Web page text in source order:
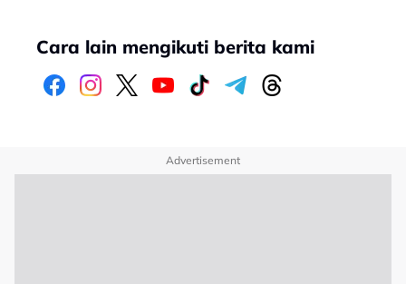
Cara lain mengikuti berita kami
Advertisement